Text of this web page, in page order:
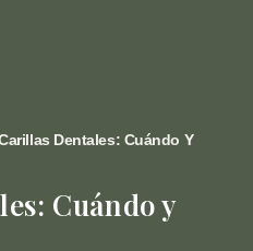
Dentales: Cuándo Y
Cuándo y